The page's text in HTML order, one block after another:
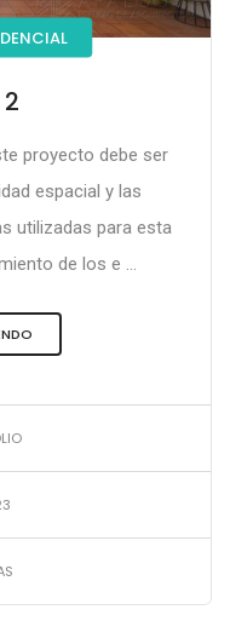
proyecto debe ser
espacial y las
utilizadas para esta
de los e ...